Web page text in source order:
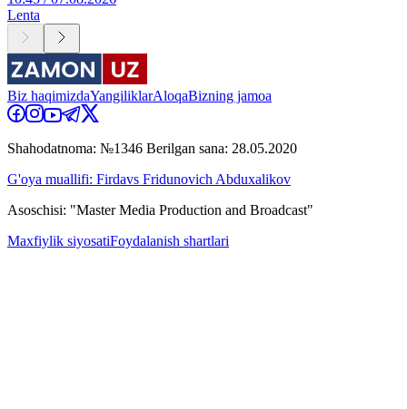
Lenta
Biz haqimizdaYangiliklarAloqaBizning jamoa
Shahodatnoma: №1346 Berilgan sana: 28.05.2020
G'oya muallifi: Firdavs Fridunovich Abduxalikov
Asoschisi: "Master Media Production and Broadcast"
Maxfiylik siyosatiFoydalanish shartlari